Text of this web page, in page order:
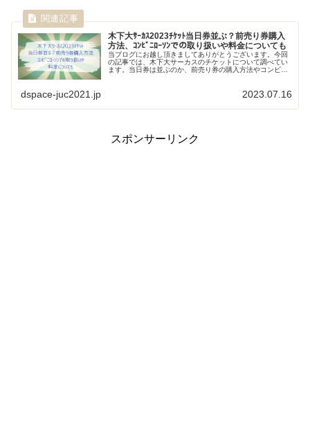
木下大ｻｰｶｽ2023ﾁｹｯﾄ当日券並ぶ？前売り券購入
方法、ｺﾝﾋﾞﾆﾛｰｿﾝでの取り扱いや料金についても
当ブログにお越し頂きましてありがとうございます。今回
の記事では、木下大サーカスのチケットについて調べてい
ます。当日券は並ぶのか、前売り券の購入方法やコンビニ
dspace-juc2021.jp 2023.07.16
スポンサーリンク